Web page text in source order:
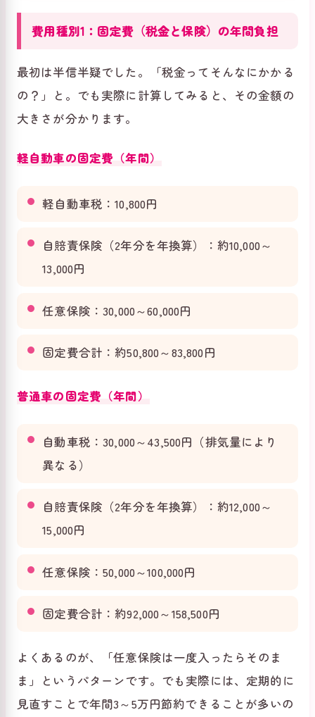
費用種別1：固定費（税金と保険）の年間負担
最初は半信半疑でした。「税金ってそんなにかかる
の？」と。でも実際に計算してみると、その金額の
大きさが分かります。
軽自動車の固定費（年間）
軽自動車税：10,800円
自賠責保険（2年分を年換算）：約10,000～
13,000円
任意保険：30,000～60,000円
固定費合計：約50,800～83,800円
普通車の固定費（年間）
自動車税：30,000～43,500円（排気量により
異なる）
自賠責保険（2年分を年換算）：約12,000～
15,000円
任意保険：50,000～100,000円
固定費合計：約92,000～158,500円
よくあるのが、「任意保険は一度入ったらそのま
ま」というパターンです。でも実際には、定期的に
見直すことで年間3～5万円節約できることが多いの